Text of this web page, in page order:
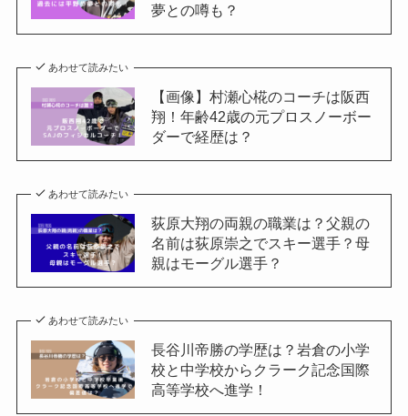
夢との噂も？
あわせて読みたい
【画像】村瀬心椛のコーチは阪西
翔！年齢42歳の元プロスノーボー
ダーで経歴は？
あわせて読みたい
荻原大翔の両親の職業は？父親の
名前は荻原崇之でスキー選手？母
親はモーグル選手？
あわせて読みたい
長谷川帝勝の学歴は？岩倉の小学
校と中学校からクラーク記念国際
高等学校へ進学！